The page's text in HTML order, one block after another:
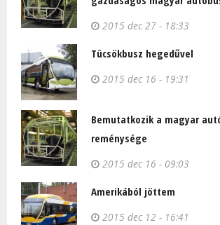
2015 dec 27 - 18:33
Tücsökbusz hegedűvel
2015 dec 16 - 19:31
Bemutatkozik a magyar
reménysége
2015 dec 16 - 09:03
Amerikából jöttem
2015 dec 12 - 16:41